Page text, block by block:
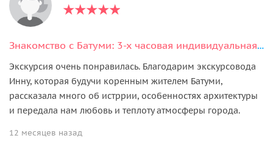
Знакомство с Батуми: 3-х часовая индивидуальная экскурсия по городу
Экскурсия очень понравилась. Благодарим экскурсовода
Инну, которая будучи коренным жителем Батуми,
рассказала много об истррии, особенностях архитектуры
и передала нам любовь и теплоту атмосферы города.
12 месяцев назад